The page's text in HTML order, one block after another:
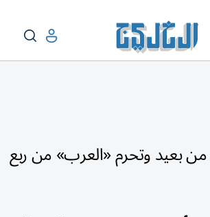
من بعيد وتحرم «العرب» من ربع